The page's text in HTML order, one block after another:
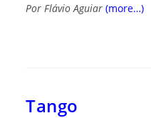
Por Flávio Aguiar (more…)
Tango